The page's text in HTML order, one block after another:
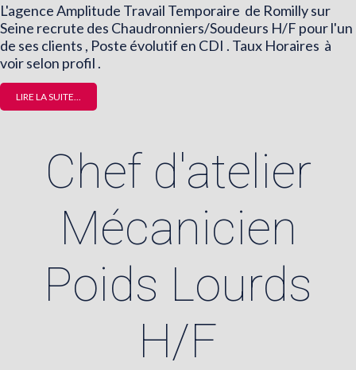
L'agence Amplitude Travail Temporaire de Romilly sur
Seine recrute des Chaudronniers/Soudeurs H/F pour l'un
de ses clients , Poste évolutif en CDI . Taux Horaires à
voir selon profil .
LIRE LA SUITE...
Chef d'atelier
Mécanicien
Poids Lourds
H/F